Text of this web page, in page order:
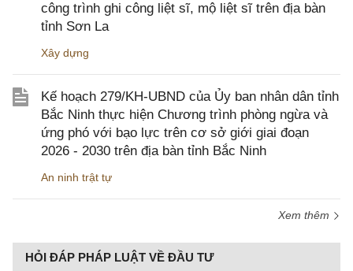
công trình ghi công liệt sĩ, mộ liệt sĩ trên địa bàn
tỉnh Sơn La
Xây dựng
Kế hoạch 279/KH-UBND của Ủy ban nhân dân tỉnh
Bắc Ninh thực hiện Chương trình phòng ngừa và
ứng phó với bạo lực trên cơ sở giới giai đoạn
2026 - 2030 trên địa bàn tỉnh Bắc Ninh
An ninh trật tự
Xem thêm
HỎI ĐÁP PHÁP LUẬT VỀ ĐẦU TƯ